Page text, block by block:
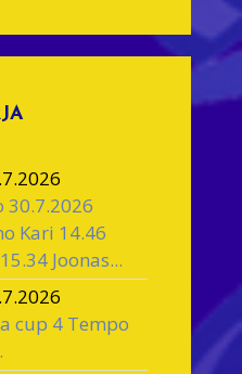
30.7.2026
Kari 14.46
Joonas...
cup 4 Tempo